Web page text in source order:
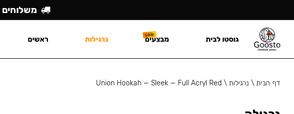
דף הבית\ נרגילות\
Union Hookah — Sleek — Full Acryl Red
משלוחים
גוסטו לבית מבצעים נרגילות ראשים